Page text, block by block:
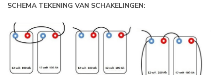
SCHEMA TEKENING VAN SCHAKELINGEN: